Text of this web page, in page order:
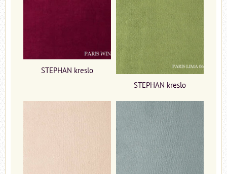
STEPHAN kreslo
STEPHAN kreslo